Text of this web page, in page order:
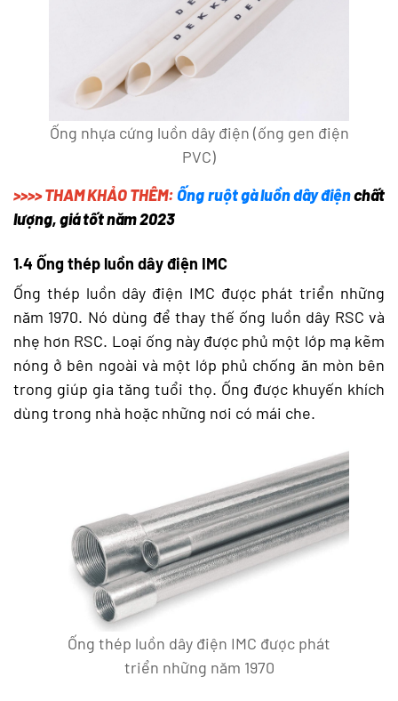
Ống nhựa cứng luồn dây điện (ống gen điện
PVC)
>>>> THAM KHẢO THÊM:Ống ruột gà luồn dây điệnchất
lượng, giá tốt năm 2023
1.4 Ống thép luồn dây điện IMC
Ống thép luồn dây điện IMC được phát triển những
năm 1970. Nó dùng để thay thế ống luồn dây RSC và
nhẹ hơn RSC. Loại ống này được phủ một lớp mạ kẽm
nóng ở bên ngoài và một lớp phủ chống ăn mòn bên
trong giúp gia tăng tuổi thọ. Ống được khuyến khích
dùng trong nhà hoặc những nơi có mái che.
Ống thép luồn dây điện IMC được phát
triển những năm 1970